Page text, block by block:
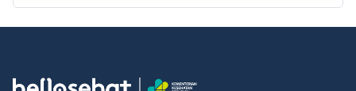
• Buka https://hellosehat.com/care/ dan klik “Booking dokter”
• Masukkan "RS. Jiwa Prof. Dr. Soerojo" di kotak pencarian
• Pilih waktu ujian dan klik kotak "Lanjutkan untuk membuat